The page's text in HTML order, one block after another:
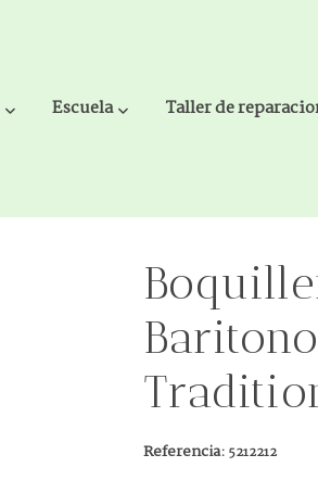
Escuela Taller de
Referencia:5212212